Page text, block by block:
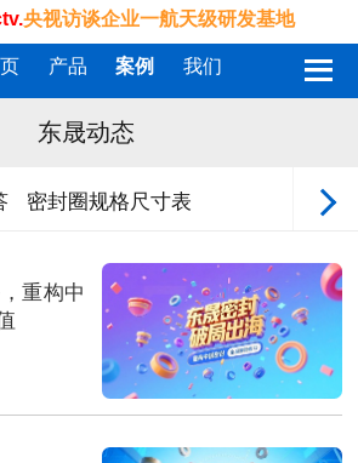
央视访谈企业一航天级研发基地
产品 案例 我们
东晟动态
密封圈规格尺寸表
重构中